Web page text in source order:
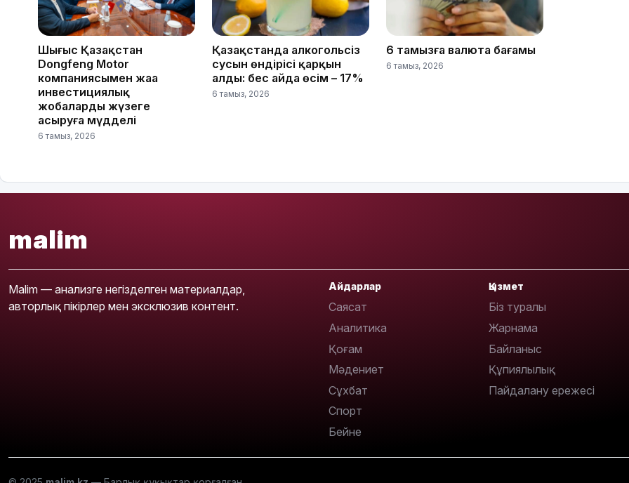
Шығыс Қазақстан
Dongfeng Motor
компаниясымен жаңа
инвестициялық
жобаларды жүзеге
асыруға мүдделі
6 тамыз, 2026
Қазақстанда алкогольсіз
сусын өндірісі қарқын
алды: бес айда өсім – 17%
6 тамыз, 2026
6 тамызға валюта бағамы
6 тамыз, 2026
19:39
malim
Malim — анализге негізделген материалдар,
авторлық пікірлер мен эксклюзив контент.
Айдарлар
Саясат
Аналитика
Қоғам
Мәдениет
Сұхбат
Спорт
Бейне
Қызмет
Біз туралы
Жарнама
Байланыс
Құпиялылық
Пайдалану ережесі